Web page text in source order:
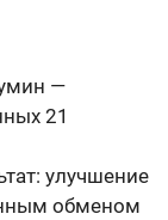
—
21
улучшение
обменом